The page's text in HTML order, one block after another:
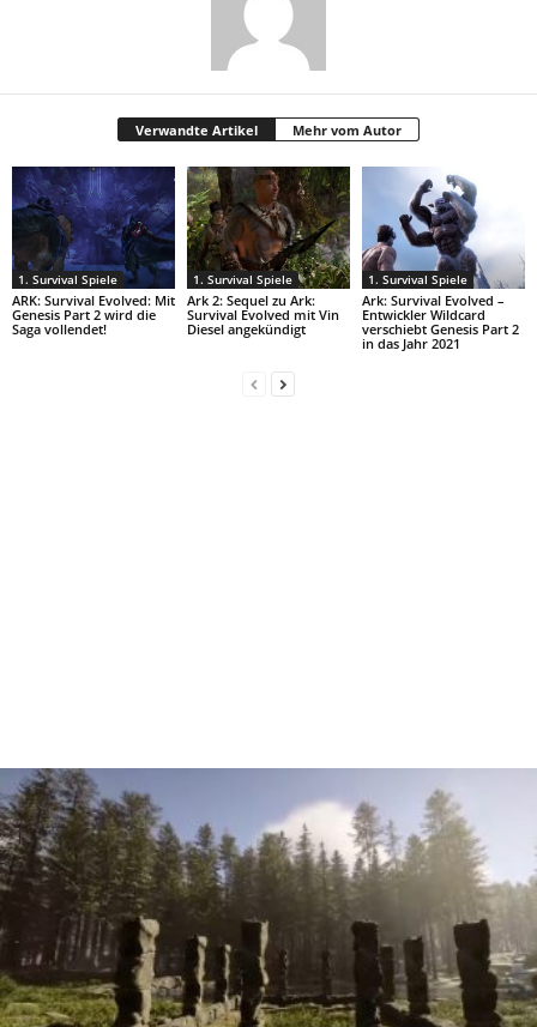
Verwandte Artikel Mehr vom Autor
1. Survival Spiele
ARK: Survival Evolved: Mit
Genesis Part 2 wird die
Saga vollendet!
1. Survival Spiele
Ark 2: Sequel zu Ark:
Survival Evolved mit Vin
Diesel angekündigt
1. Survival Spiele
Ark: Survival Evolved –
Entwickler Wildcard
verschiebt Genesis Part 2
in das Jahr 2021